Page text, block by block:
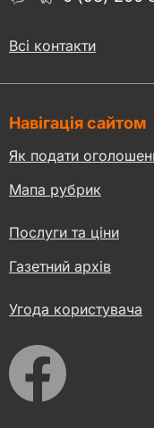
Всі контакти
Навігація сайтом
Як подати
Мапа рубрик
Послуги та ціни
Газетний архів
Угода користувача